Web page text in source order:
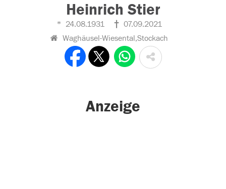
Heinrich Stier
24.08.1931
07.09.2021
Waghäusel-Wiesental,Stockach
Anzeige